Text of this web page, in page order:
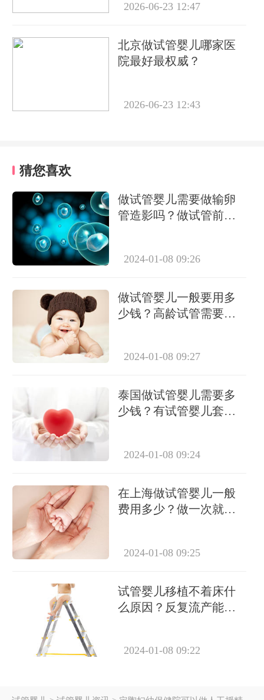
2026-06-23 12:47
北京做试管婴儿哪家医
院最好最权威？
2026-06-23 12:43
猜您喜欢
做试管婴儿需要做输卵
管造影吗？做试管前必
2024-01-08 09:26
做试管婴儿一般要用多
少钱？高龄试管需要做
2024-01-08 09:27
泰国做试管婴儿需要多
少钱？有试管婴儿套餐
2024-01-08 09:24
在上海做试管婴儿一般
费用多少？做一次就能
2024-01-08 09:25
试管婴儿移植不着床什
么原因？反复流产能做
2024-01-08 09:22